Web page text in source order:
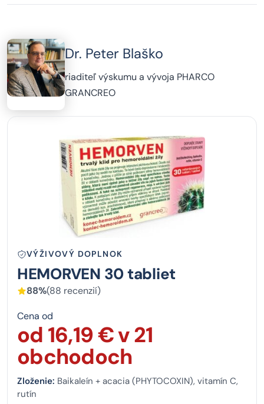
Dr. Peter Blaško
riaditeľ výskumu a vývoja PHARCO
GRANCREO
VÝŽIVOVÝ DOPLNOK
HEMORVEN 30 tabliet
88%(88 recenzií)
Cena od
od 16,19 € v 21
obchodoch
Zloženie: Baikaleín + acacia (PHYTOCOXIN), vitamín C,
rutín